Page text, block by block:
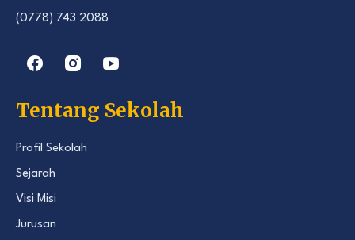
(0778) 743 2088
Tentang Sekolah
Profil Sekolah
Sejarah
Visi Misi
Jurusan